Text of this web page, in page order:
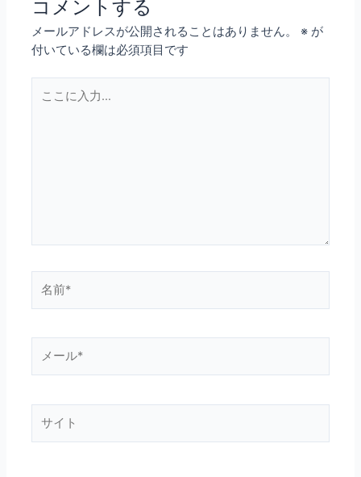
コメントする
メールアドレスが公開されることはありません。 ※ が
付いている欄は必須項目です
こ
前
ー
*